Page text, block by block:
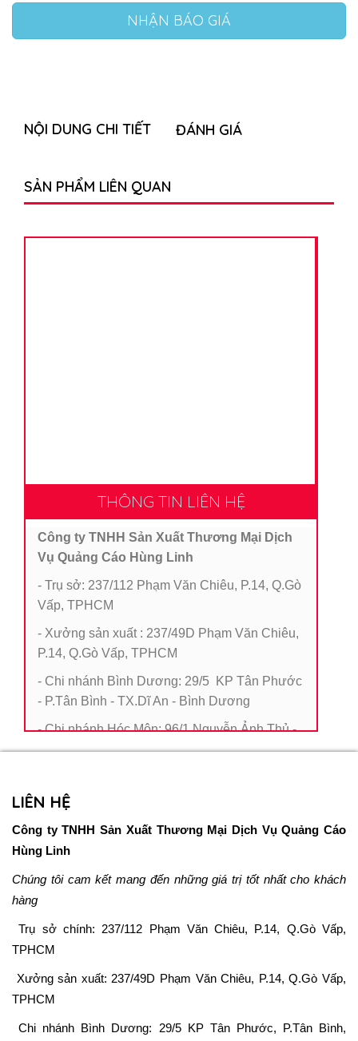
NHẬN BÁO GIÁ
NỘI DUNG CHI TIẾT ĐÁNH GIÁ
SẢN PHẨM LIÊN QUAN
THÔNG TIN LIÊN HỆ
Công ty TNHH Sản Xuất Thương Mại Dịch
Vụ Quảng Cáo Hùng Linh
- Trụ sở: 237/112 Phạm Văn Chiêu, P.14, Q.Gò
Vấp, TPHCM
- Xưởng sản xuất : 237/49D Phạm Văn Chiêu,
P.14, Q.Gò Vấp, TPHCM
- Chi nhánh Bình Dương: 29/5 KP Tân Phước
- P.Tân Bình - TX.Dĩ An - Bình Dương
- Chi nhánh Hóc Môn: 96/1 Nguyễn Ảnh Thủ -
Ấp Tây Lân - Xã Bà Điểm - Hóc Môn
P.Trường Thọ - TP.Thủ Đức - TP HCM
- Chi nhánh Bình Thạnh: 298A Xô Viết Nghệ
Tĩnh - P.21 - Q.Bình Thạnh - TPHCM
Điện Thoại: 0948 032 069 - 0906 609 373 -
Mã số thuế: 0312540321
LIÊN HỆ
Công ty TNHH Sản Xuất Thương Mại Dịch Vụ Quảng Cáo
Hùng Linh
Chúng tôi cam kết mang đến những giá trị tốt nhất cho khách
hàng
Trụ sở chính: 237/112 Phạm Văn Chiêu, P.14, Q.Gò Vấp,
TPHCM
Xưởng sản xuất: 237/49D Phạm Văn Chiêu, P.14, Q.Gò Vấp,
TPHCM
Chi nhánh Bình Dương: 29/5 KP Tân Phước, P.Tân Bình,